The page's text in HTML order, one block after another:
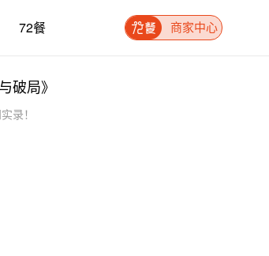
72餐 商家中心
破局》
录！